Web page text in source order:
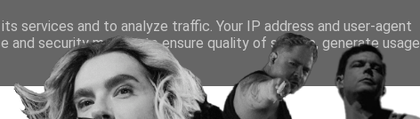
services and to analyze traffic. Your IP address and user-agent
and security metrics to ensure quality of service, generate usage